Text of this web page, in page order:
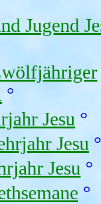
Jugend
°
Jesu °
Jesu °
Jesu °
°